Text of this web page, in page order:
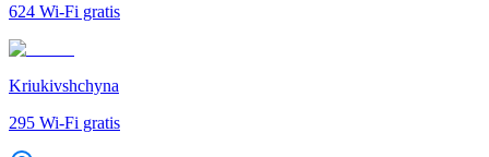
624 Wi-Fi gratis
Kriukivshchyna
295 Wi-Fi gratis